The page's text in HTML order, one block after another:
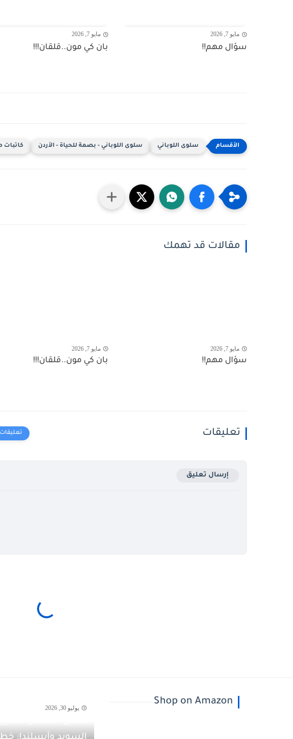
مايو 7, 2026
سؤال مهم!!
مايو 7, 2026
بان كي مون..قلقان!!!
سلوى اللوباني سلوى اللوباني - بصمة للحياة - الأردن كاتبات
مقالات قد تهمك
مايو 7, 2026
سؤال مهم!!
مايو 7, 2026
بان كي مون..قلقان!!!
تعليقات
إرسال تعليق
Shop on Amazon
يوليو 30, 2026